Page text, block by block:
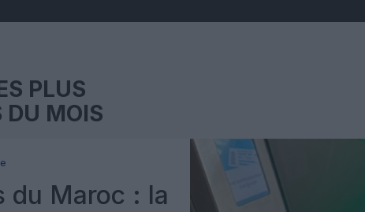
PLUS
DU MOIS
du Maroc : la